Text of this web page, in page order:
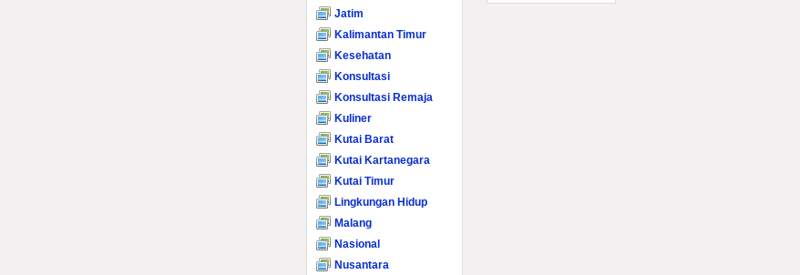
Jatim
Kalimantan Timur
Kesehatan
Konsultasi
Konsultasi Remaja
Kuliner
Kutai Barat
Kutai Kartanegara
Kutai Timur
Lingkungan Hidup
Malang
Nasional
Nusantara